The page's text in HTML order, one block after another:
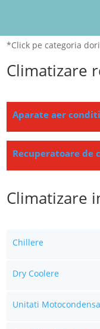
*Click pe categoria
Climatizare
Aparate aer
Recuperatoare de
Climatizare
Chillere
Dry Coolere
Unitati